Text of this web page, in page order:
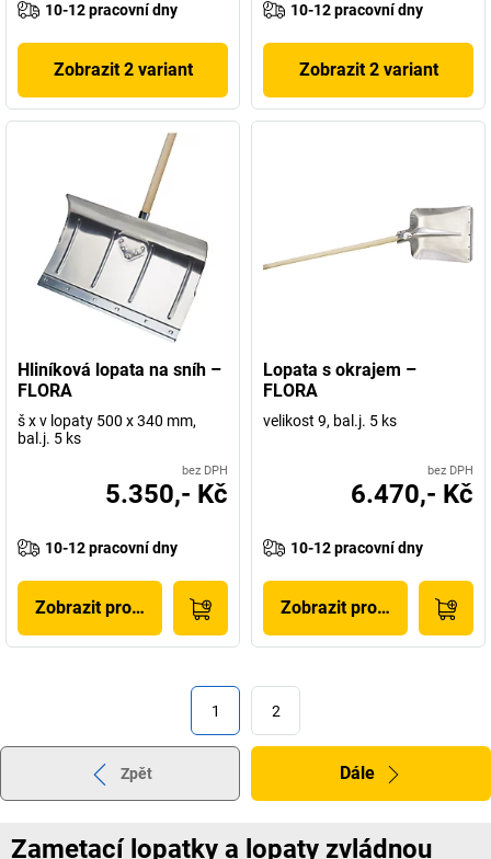
10-12 pracovní dny
Zobrazit 2 variant
10-12 pracovní dny
Zobrazit 2 variant
Hliníková lopata na sníh –
FLORA
š x v lopaty 500 x 340 mm,
bal.j. 5 ks
bez DPH
5.350,- Kč
10-12 pracovní dny
Zobrazit produkt
Lopata s okrajem –
FLORA
velikost 9, bal.j. 5 ks
bez DPH
6.470,- Kč
10-12 pracovní dny
Zobrazit produkt
1 2
Zpět Dále
Zametací lopatky a lopaty zvládnou